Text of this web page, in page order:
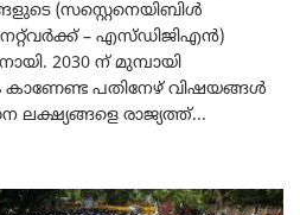
(സസ്റ്റെനെയിബിൾ
– എസ്ഡിജിഎൻ)
2030 ന് മുമ്പായി
കാണേണ്ട പതിനേഴ് വിഷയങ്ങൾ
ലക്ഷ്യങ്ങളെ രാജ്യത്ത്...